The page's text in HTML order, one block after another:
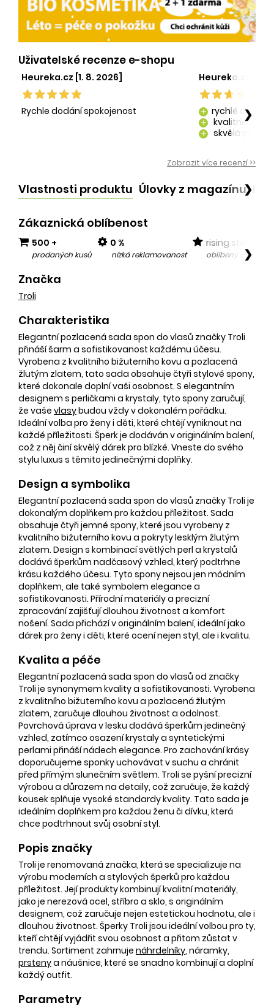
Uživatelské recenze e-shopu
Heureka.cz [1. 8. 2026]
Rychle dodání spokojenost
Heureka.cz [29.
add rychlé dodání
add kvalitně
add skvělá péče o
❯
Zobrazit více recenzí >>
Vlastnosti produktu Úlovky z magazínu❯
Zákaznická oblíbenost
500 +
prodaných kusů
0 %
nízká reklamovanost
rising star
oblíbený v❯
Značka
Troli
Charakteristika
Elegantní pozlacená sada spon do vlasů značky Troli
přináší šarm a sofistikovanost každému účesu.
Vyrobena z kvalitního bižuterního kovu a pozlacená
žlutým zlatem, tato sada obsahuje čtyři stylové spony,
které dokonale doplní vaši osobnost. S elegantním
designem s perličkami a krystaly, tyto spony zaručují,
že vaše vlasybudou vždy v dokonalém pořádku.
Ideální volba pro ženy i děti, které chtějí vyniknout na
každé příležitosti. Šperk je dodáván v originálním balení,
což z něj činí skvělý dárek pro blízké. Vneste do svého
stylu luxus s těmito jedinečnými doplňky.
Design a symbolika
Elegantní pozlacená sada spon do vlasů značky Troli je
dokonalým doplňkem pro každou příležitost. Sada
obsahuje čtyři jemné spony, které jsou vyrobeny z
kvalitního bižuterního kovu a pokryty lesklým žlutým
zlatem. Design s kombinací světlých perl a krystalů
dodává šperkům nadčasový vzhled, který podtrhne
krásu každého účesu. Tyto spony nejsou jen módním
doplňkem, ale také symbolem elegance a
sofistikovanosti. Přírodní materiály a precizní
zpracování zajišťují dlouhou životnost a komfort
nošení. Sada přichází v originálním balení, ideální jako
dárek pro ženy i děti, které ocení nejen styl, ale i kvalitu.
Kvalita a péče
Elegantní pozlacená sada spon do vlasů od značky
Troli je synonymem kvality a sofistikovanosti. Vyrobena
z kvalitního bižuterního kovu a pozlacená žlutým
zlatem, zaručuje dlouhou životnost a odolnost.
Povrchová úprava v lesku dodává šperkům jedinečný
vzhled, zatímco osazení krystaly a syntetickými
perlami přináší nádech elegance. Pro zachování krásy
doporučujeme sponky uchovávat v suchu a chránit
před přímým slunečním světlem. Troli se pyšní precizní
výrobou a důrazem na detaily, což zaručuje, že každý
kousek splňuje vysoké standardy kvality. Tato sada je
ideálním doplňkem pro každou ženu či dívku, která
chce podtrhnout svůj osobní styl.
Popis značky
Troli je renomovaná značka, která se specializuje na
výrobu moderních a stylových šperků pro každou
příležitost. Její produkty kombinují kvalitní materiály,
jako je nerezová ocel, stříbro a sklo, s originálním
designem, což zaručuje nejen estetickou hodnotu, ale i
dlouhou životnost. Šperky Troli jsou ideální volbou pro ty,
kteří chtějí vyjádřit svou osobnost a přitom zůstat v
trendu. Sortiment zahrnuje náhrdelníky, náramky,
prstenya náušnice, které se snadno kombinují a doplní
každý outfit.
Parametry